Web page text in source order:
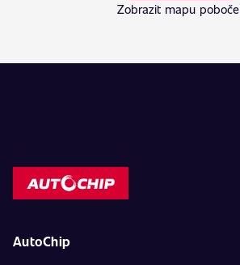
Zobrazit mapu
AutoChip